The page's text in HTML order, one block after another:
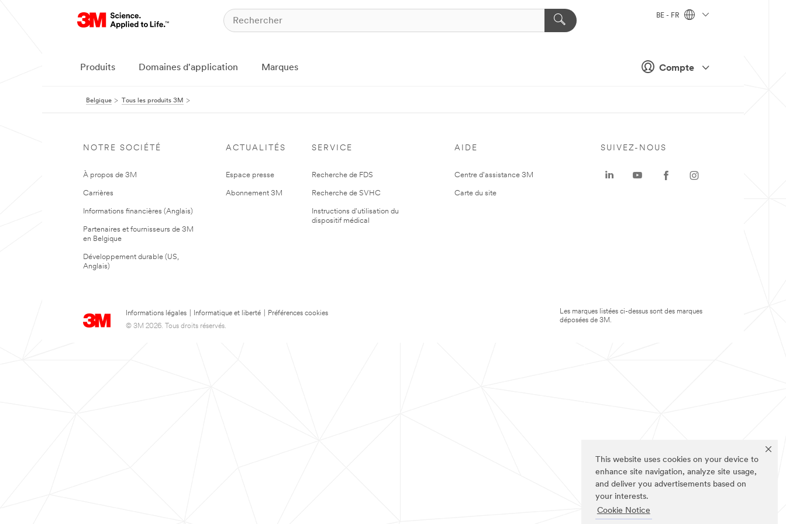
This website uses cookies on your device to
enhance site navigation, analyze site usage,
and deliver you advertisements based on
your interests.
Cookie Notice
Compte
BE - FR
Produits Domaines d'application Marques
Belgique Tous les produits 3M
NOTRE SOCIÉTÉ
À propos de 3M
Carrières
Informations financières (Anglais)
Partenaires et fournisseurs de 3M
en Belgique
Développement durable (US,
Anglais)
ACTUALITÉS
Espace presse
Abonnement 3M
SERVICE
Recherche de FDS
Recherche de SVHC
Instructions d'utilisation du
dispositif médical
AIDE
Centre d'assistance 3M
Carte du site
Informations légales Informatique et liberté
Préférences cookies
© 3M 2026. Tous droits réservés.
SUIVEZ-NOUS
Les marques listées ci-dessus sont des marques
déposées de 3M.